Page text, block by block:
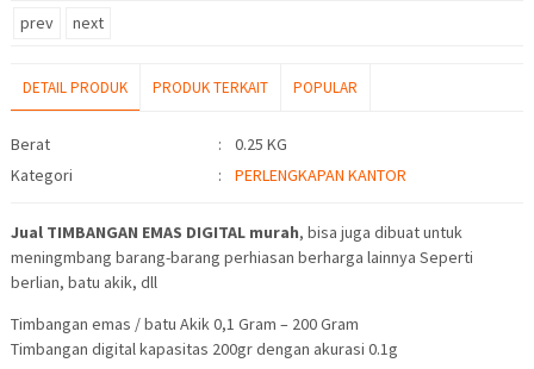
prev next
DETAIL PRODUK PRODUK TERKAIT POPULAR
Detail Produk
Berat :
0.25 KG
Kategori
: PERLENGKAPAN KANTOR
Jual TIMBANGAN EMAS DIGITAL murah, bisa juga dibuat untuk
meningmbang barang-barang perhiasan berharga lainnya Seperti
berlian, batu akik, dll
Timbangan emas / batu Akik 0,1 Gram – 200 Gram
Timbangan digital kapasitas 200gr dengan akurasi 0.1g